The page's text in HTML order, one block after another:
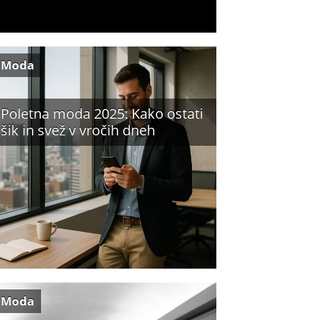
Poletna moda 2025: Kako ostati
šik in svež v vročih dneh
Moda
Moda